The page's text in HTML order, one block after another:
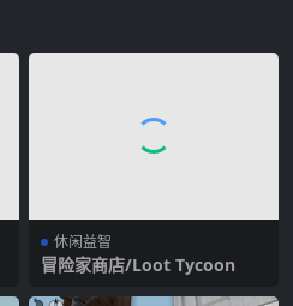
休闲益智
冒险家商店/Loot Tycoon